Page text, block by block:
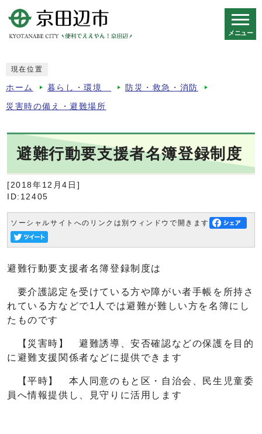
メニュー
現在位置
ホーム 暮らし・環境 防災・救急・消防
災害時の備え・避難場所
避難行動要支援者名簿登録制度
[2018年12月4日]
ID:12405
ソーシャルサイトへのリンクは別ウィンドウで開きます
避難行動要支援者名簿登録制度は
要介護認定を受けている方や障がい者手帳を所持さ
れている方などで1人では避難が難しい方を名簿にし
たものです
【災害時】 避難誘導、安否確認などの保護を目的
に避難支援関係者などに提供できます
【平時】 本人同意のもと区・自治会、民生児童委
員へ情報提供し、見守りに活用します